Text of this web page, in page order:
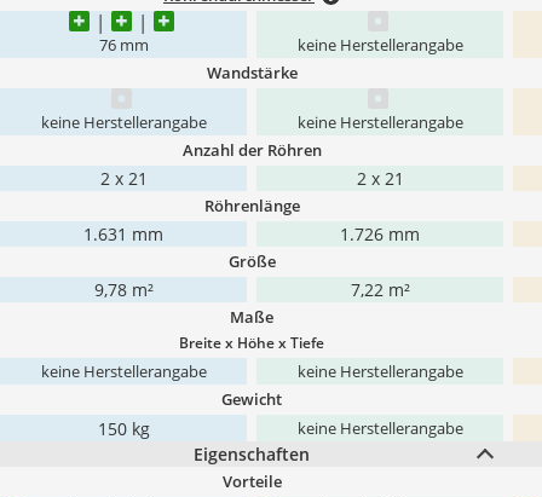
76 mm keine Herstellerangabe
Wandstärke
keine Herstellerangabe keine Herstellerangabe
Anzahl der Röhren
2 x 21 2 x 21
Röhrenlänge
1.631 mm 1.726 mm
Größe
9,78 m² 7,22 m²
Maße
Breite x Höhe x Tiefe
keine Herstellerangabe keine Herstellerangabe
Gewicht
150 kg keine Herstellerangabe
Eigenschaften
Vorteile